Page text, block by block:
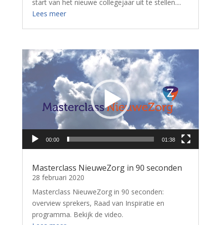
start van het nieuwe collegejaar uit te stellen....
Lees meer
Videospeler
00:00 01:38
Masterclass NieuweZorg in 90 seconden
28 februari 2020
Masterclass NieuweZorg in 90 seconden:
overview sprekers, Raad van Inspiratie en
programma. Bekijk de video.